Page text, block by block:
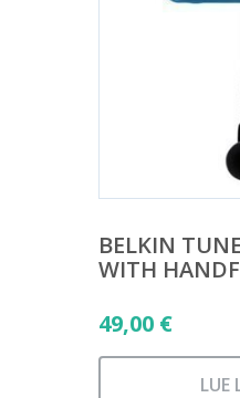
BELKIN
WITH
49,00 €
LUE